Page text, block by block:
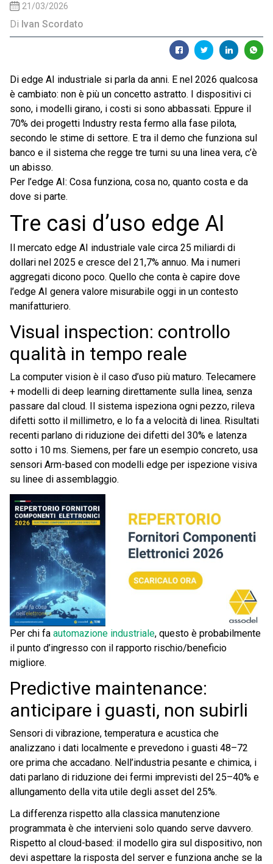
21/03/2026
Di Ivan Scordato
Di edge AI industriale si parla da anni. E nel 2026 qualcosa
è cambiato: non è più un concetto astratto. I dispositivi ci
sono, i modelli girano, i costi si sono abbassati. Eppure il
70% dei progetti Industry resta fermo alla fase pilota,
secondo le stime di settore. E tra il demo che funziona sul
banco e il sistema che regge tre turni su una linea vera, c’è
un abisso.
Per l’edge AI: Cosa funziona, cosa no, quanto costa e da
dove si parte.
Tre casi d’uso edge AI
Il mercato edge AI industriale vale circa 25 miliardi di
dollari nel 2025 e cresce del 21,7% annuo. Ma i numeri
aggregati dicono poco. Quello che conta è capire dove
l’edge AI genera valore misurabile oggi in un contesto
manifatturiero.
Visual inspection: controllo
qualità in tempo reale
La computer vision è il caso d’uso più maturo. Telecamere
+ modelli di deep learning direttamente sulla linea, senza
passare dal cloud. Il sistema ispeziona ogni pezzo, rileva
difetti sotto il millimetro, e lo fa a velocità di linea. Risultati
recenti parlano di riduzione dei difetti del 30% e latenza
sotto i 10 ms. Siemens, per fare un esempio concreto, usa
sensori Arm-based con modelli edge per ispezione visiva
su linee di assemblaggio.
Per chi fa automazione industriale, questo è probabilmente
il punto d’ingresso con il rapporto rischio/beneficio
migliore.
Predictive maintenance:
anticipare i guasti, non subirli
Sensori di vibrazione, temperatura e acustica che
analizzano i dati localmente e prevedono i guasti 48–72
ore prima che accadano. Nell’industria pesante e chimica, i
dati parlano di riduzione dei fermi imprevisti del 25–40% e
allungamento della vita utile degli asset del 25%.
La differenza rispetto alla classica manutenzione
programmata è che intervieni solo quando serve davvero.
Rispetto al cloud-based: il modello gira sul dispositivo, non
devi aspettare la risposta del server e funziona anche se la